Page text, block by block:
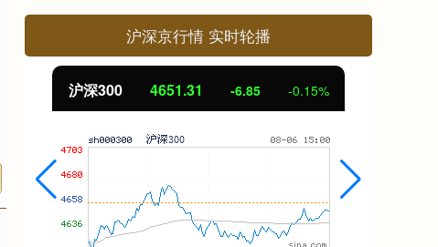
沪深京行情 实时轮播
北证50 1122.88 3.42 0.30%